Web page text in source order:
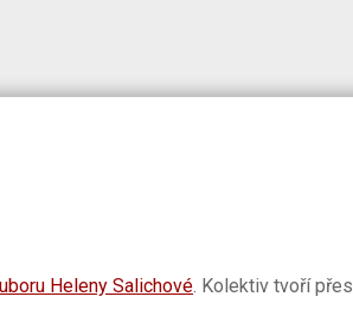
Heleny Salichové . Kolektiv tvoří přes